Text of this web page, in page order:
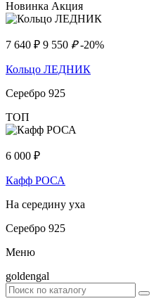
Новинка Акция
7 640 ₽ 9 550 ₽ -20%
Кольцо ЛЕДНИК
Серебро 925
ТОП
6 000 ₽
Кафф РОСА
На середину уха
Серебро 925
Меню
goldengal